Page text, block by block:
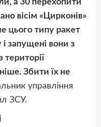
а 30 перехопити
вісім «Цирконів»
цього типу ракет
запущені вони з
території
Збити їх не
управління
ЗСУ.